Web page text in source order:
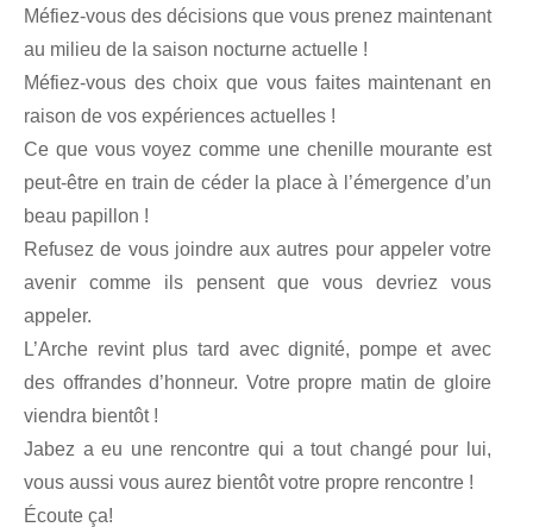
Méfiez-vous des décisions que vous prenez maintenant
au milieu de la saison nocturne actuelle !
Méfiez-vous des choix que vous faites maintenant en
raison de vos expériences actuelles !
Ce que vous voyez comme une chenille mourante est
peut-être en train de céder la place à l’émergence d’un
beau papillon !
Refusez de vous joindre aux autres pour appeler votre
avenir comme ils pensent que vous devriez vous
appeler.
L’Arche revint plus tard avec dignité, pompe et avec
des offrandes d’honneur. Votre propre matin de gloire
viendra bientôt !
Jabez a eu une rencontre qui a tout changé pour lui,
vous aussi vous aurez bientôt votre propre rencontre !
Écoute ça!